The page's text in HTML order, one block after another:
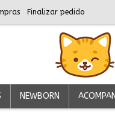
Finalizar pedido
NEWBORN